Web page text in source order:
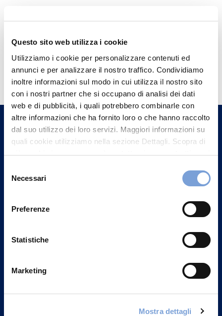
Questo sito web utilizza i cookie
Utilizziamo i cookie per personalizzare contenuti ed
annunci e per analizzare il nostro traffico. Condividiamo
inoltre informazioni sul modo in cui utilizza il nostro sito
con i nostri partner che si occupano di analisi dei dati
web e di pubblicità, i quali potrebbero combinarle con
altre informazioni che ha fornito loro o che hanno raccolto
dal suo utilizzo dei loro servizi. Maggiori informazioni su
quali cookie utilizziamo nella sezione Dettagli. Scopra di
più su chi siamo, come può contattarci e come trattiamo i
può trovare nel footer del sito nella sezione "Informativa
delNecessari
Preferenze
Statistiche
Marketing
Mostra dettagli
Hai bisogno di
informazioni?
Trova l'Agenzia più vicina a te e parla con
un nostro Agente.
Contattaci
Vittoria Assicurazioni S.p.A.